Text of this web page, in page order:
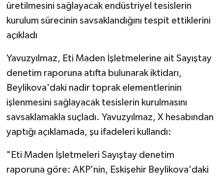
üretilmesini sağlayacak endüstriyel tesislerin
kurulum sürecinin savsaklandığını tespit ettiklerini
açıkladı
Yavuzyılmaz, Eti Maden İşletmelerine ait Sayıştay
denetim raporuna atıfta bulunarak iktidarı,
Beylikova'daki nadir toprak elementlerinin
işlenmesini sağlayacak tesislerin kurulmasını
savsaklamakla suçladı. Yavuzyılmaz, X hesabından
yaptığı açıklamada, şu ifadeleri kullandı:
"Eti Maden İşletmeleri Sayıştay denetim
raporuna göre: AKP'nin, Eskişehir Beylikova'daki